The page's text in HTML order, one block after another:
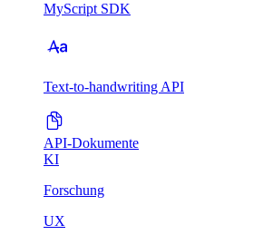
MyScript SDK
Text-to-handwriting API
API-Dokumente
KI
Forschung
UX